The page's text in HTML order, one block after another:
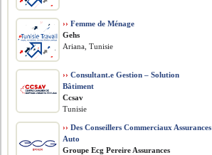
›› Femme de Ménage
Gehs
Ariana, Tunisie
›› Consultant.e Gestion – Solution
Bâtiment
Ccsav
Tunisie
›› Des Conseillers Commerciaux Assurances
Auto
Groupe Ecg Pereire Assurances